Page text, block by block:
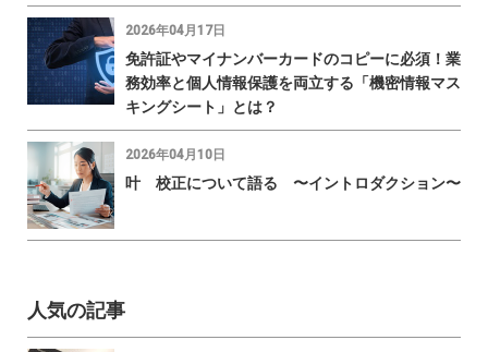
2026年04月17日
免許証やマイナンバーカードのコピーに必須！業
務効率と個人情報保護を両立する「機密情報マス
キングシート」とは？
2026年04月10日
叶 校正について語る 〜イントロダクション〜
人気の記事